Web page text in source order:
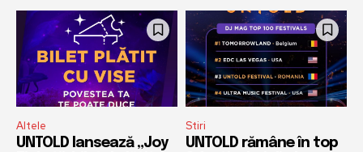
Altele
UNTOLD lansează „Joy
Stiri
UNTOLD rămâne în top